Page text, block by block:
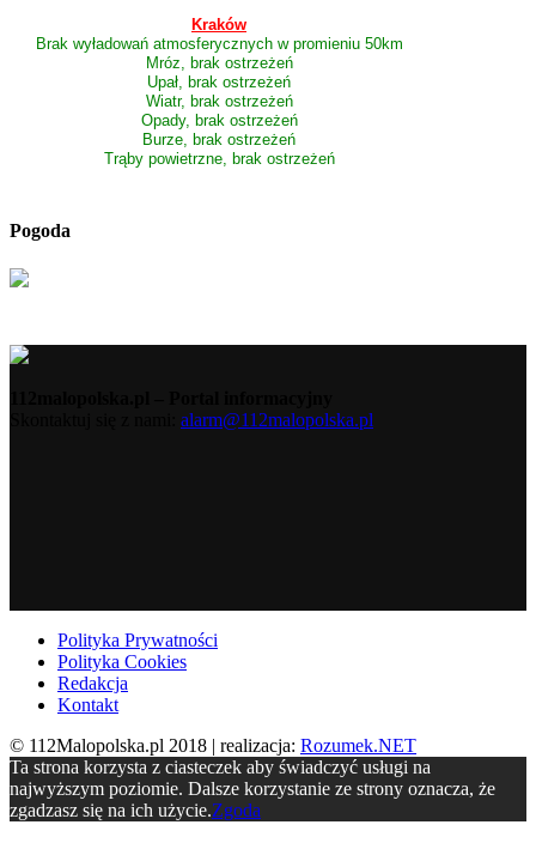
Kraków
Brak wyładowań atmosferycznych w promieniu 50km
Mróz, brak ostrzeżeń
Upał, brak ostrzeżeń
Wiatr, brak ostrzeżeń
Opady, brak ostrzeżeń
Burze, brak ostrzeżeń
Trąby powietrzne, brak ostrzeżeń
Pogoda
alarm@112malopolska.pl
Polityka Prywatności
Polityka Cookies
Redakcja
Kontakt
© 112Malopolska.pl 2018 | realizacja: Rozumek.NET
Ta strona korzysta z ciasteczek aby świadczyć usługi na
najwyższym poziomie. Dalsze korzystanie ze strony oznacza, że
zgadzasz się na ich użycie.Zgoda